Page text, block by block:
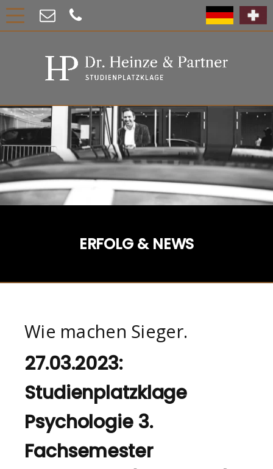
ERFOLG & NEWS
Wie machen Sieger.
27.03.2023:
Studienplatzklage
Psychologie 3.
Fachsemester